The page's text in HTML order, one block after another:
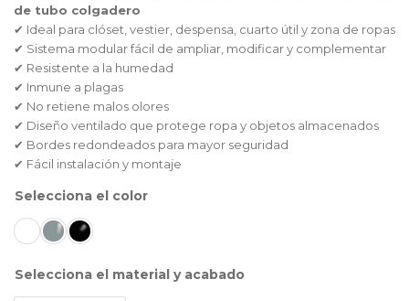
de tubo colgadero
✔ Ideal para clóset, vestier, despensa, cuarto útil y zona de ropas
✔ Sistema modular fácil de ampliar, modificar y complementar
✔ Resistente a la humedad
✔ Inmune a plagas
✔ No retiene malos olores
✔ Diseño ventilado que protege ropa y objetos almacenados
✔ Bordes redondeados para mayor seguridad
✔ Fácil instalación y montaje
color
material y acabado